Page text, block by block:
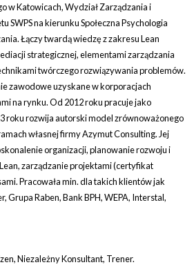
w Katowicach, Wydział Zarządzania i
SWPS na kierunku Społeczna Psychologia
Łączy twardą wiedzę z zakresu Lean
strategicznej, elementami zarządzania
twórczego rozwiązywania problemów.
zawodowe uzyskane w korporacjach
na rynku. Od 2012 roku pracuje jako
roku rozwija autorski model zrównoważonego
własnej firmy Azymut Consulting. Jej
organizacji, planowanie rozwoju i
zarządzanie projektami (certyfikat
Pracowała min. dla takich klientów jak
Grupa Raben, Bank BPH, WEPA, Interstal,
Niezależny Konsultant, Trener.